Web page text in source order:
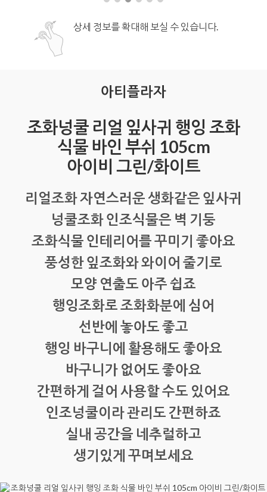
상세 정보를 확대해 보실 수 있습니다.
아티플라자
조화넝쿨 리얼 잎사귀 행잉 조화
식물 바인 부쉬 105cm
아이비 그린/화이트
리얼조화 자연스러운 생화같은 잎사귀
넝쿨조화 인조식물은 벽 기둥
조화식물 인테리어를 꾸미기 좋아요
풍성한 잎조화와 와이어 줄기로
모양 연출도 아주 쉽죠
행잉조화로 조화화분에 심어
선반에 놓아도 좋고
행잉 바구니에 활용해도 좋아요
바구니가 없어도 좋아요
간편하게 걸어 사용할 수도 있어요
인조넝쿨이라 관리도 간편하죠
실내 공간을 네추럴하고
생기있게 꾸며보세요